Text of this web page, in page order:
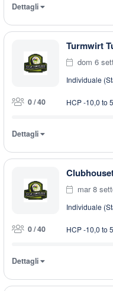
Dettagli
Turmwirt
dom 6
Individuale
0 / 40 HCP -10,0 to
Dettagli
mar 8
Individuale
0 / 40 HCP -10,0 to
Dettagli